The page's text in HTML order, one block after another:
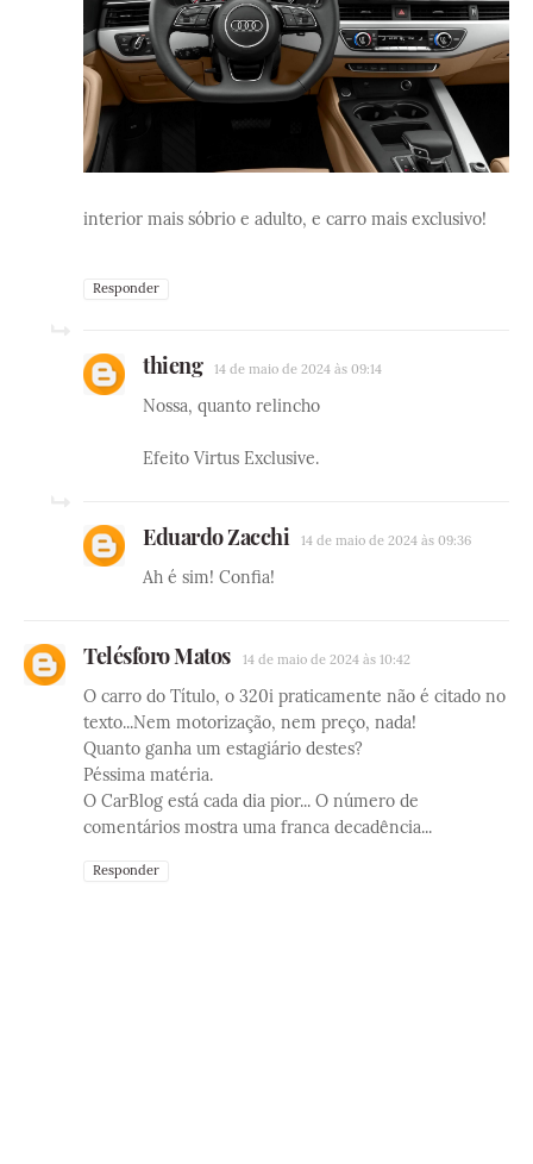
interior mais sóbrio e adulto, e carro mais exclusivo!
Responder
thieng 14 de maio de 2024 às 09:14
Nossa, quanto relincho
Efeito Virtus Exclusive.
Eduardo Zacchi 14 de maio de 2024 às 09:36
Ah é sim! Confia!
Telésforo Matos 14 de maio de 2024 às 10:42
O carro do Título, o 320i praticamente não é citado no
texto...Nem motorização, nem preço, nada!
Quanto ganha um estagiário destes?
Péssima matéria.
O CarBlog está cada dia pior... O número de
comentários mostra uma franca decadência...
Responder